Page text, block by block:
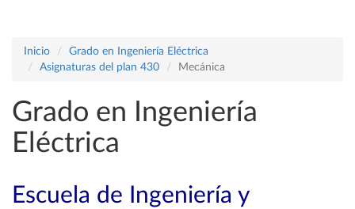
Inicio
Grado en Ingeniería Eléctrica
Asignaturas del plan 430
Mecánica
Grado en Ingeniería
Eléctrica
Escuela de Ingeniería y